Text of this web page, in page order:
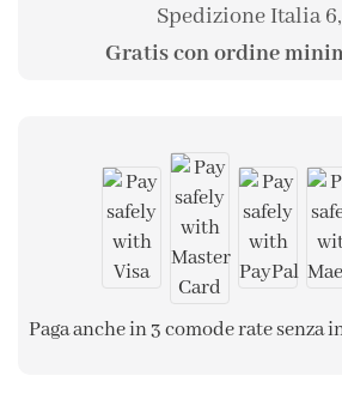
Spedizione Italia
Gratis con ordine
Paga anche in 3 comode rate senza